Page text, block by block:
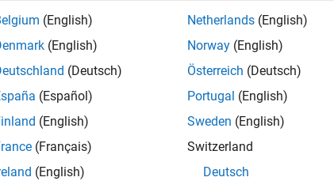
of 302.028
(English)
(English)
(Deutsch)
(Español)
(English)
(Français)
(English)
Netherlands (English)
Norway (English)
Österreich (Deutsch)
Portugal (English)
Sweden (English)
Switzerland
Deutsch